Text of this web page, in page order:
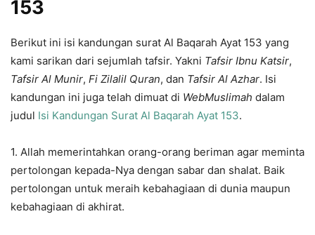
153
Berikut ini isi kandungan surat Al Baqarah Ayat 153 yang
kami sarikan dari sejumlah tafsir. Yakni Tafsir Ibnu Katsir,
Tafsir Al Munir, Fi Zilalil Quran, dan Tafsir Al Azhar. Isi
kandungan ini juga telah dimuat di WebMuslimah dalam
judul Isi Kandungan Surat Al Baqarah Ayat 153.
1. Allah memerintahkan orang-orang beriman agar meminta
pertolongan kepada-Nya dengan sabar dan shalat. Baik
pertolongan untuk meraih kebahagiaan di dunia maupun
kebahagiaan di akhirat.